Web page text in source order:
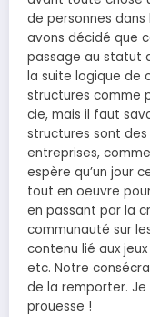
de personnes
avons décidé que
passage au statut
la suite logique de
structures comme
cie, mais il faut
structures sont
entreprises,
espère qu’un jour
tout en oeuvre
en passant par la
communauté sur
contenu lié aux
etc. Notre
de la remporter. Je
prouesse !